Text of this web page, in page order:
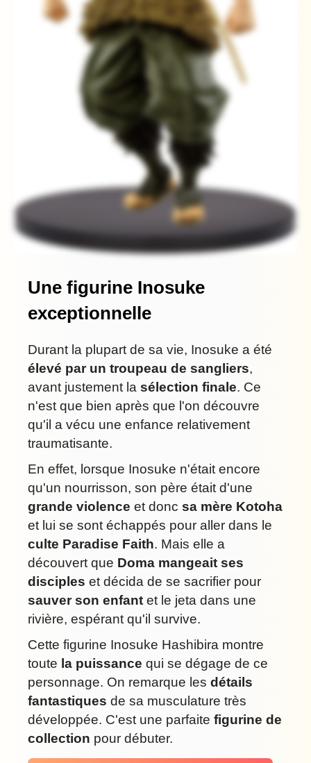
Une figurine Inosuke
exceptionnelle
Durant la plupart de sa vie, Inosuke a été
élevé par un troupeau de sangliers,
avant justement la sélection finale. Ce
n'est que bien après que l'on découvre
qu'il a vécu une enfance relativement
traumatisante.
En effet, lorsque Inosuke n'était encore
qu'un nourrisson, son père était d'une
grande violence et donc sa mère Kotoha
et lui se sont échappés pour aller dans le
culte Paradise Faith. Mais elle a
découvert que Doma mangeait ses
disciples et décida de se sacrifier pour
sauver son enfant et le jeta dans une
rivière, espérant qu'il survive.
Cette figurine Inosuke Hashibira montre
toute la puissance qui se dégage de ce
personnage. On remarque les détails
fantastiques de sa musculature très
développée. C'est une parfaite figurine de
collection pour débuter.